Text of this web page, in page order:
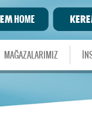
MAĞAZALARIMIZ